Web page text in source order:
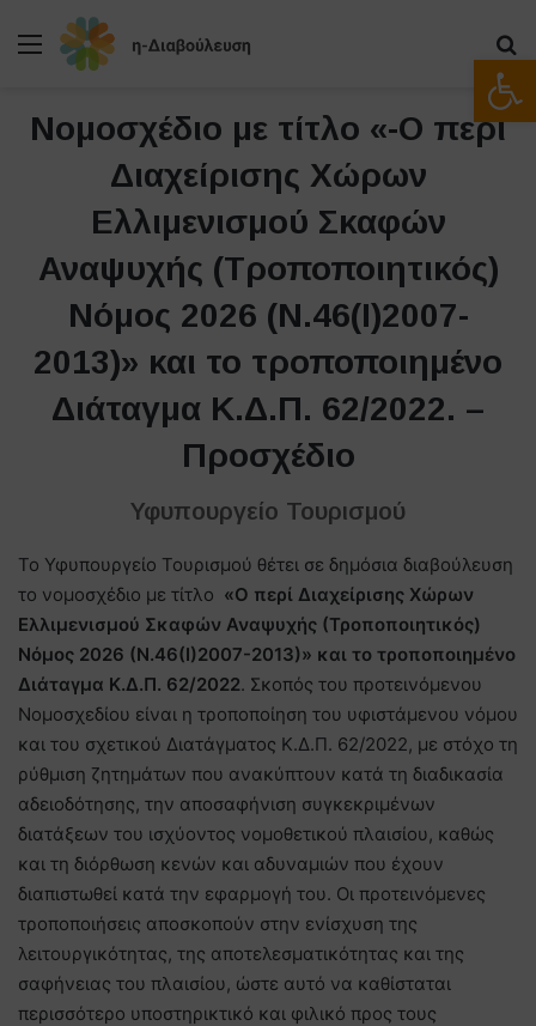
Μενού
Νομοσχέδιο με τίτλο «-O περί
Διαχείρισης Χώρων
Ελλιμενισμού Σκαφών
Αναψυχής (Τροποποιητικός)
Νόμος 2026 (Ν.46(Ι)2007-
2013)» και το τροποποιημένο
Διάταγμα Κ.Δ.Π. 62/2022. –
Προσχέδιο
Υφυπουργείο Τουρισμού
Το Υφυπουργείο Τουρισμού θέτει σε δημόσια διαβούλευση
το νομοσχέδιο με τίτλο «O περί Διαχείρισης Χώρων
Ελλιμενισμού Σκαφών Αναψυχής (Τροποποιητικός)
Νόμος 2026 (Ν.46(Ι)2007-2013)» και το τροποποιημένο
Διάταγμα Κ.Δ.Π. 62/2022. Σκοπός του προτεινόμενου
Νομοσχεδίου είναι η τροποποίηση του υφιστάμενου νόμου
και του σχετικού Διατάγματος Κ.Δ.Π. 62/2022, με στόχο τη
ρύθμιση ζητημάτων που ανακύπτουν κατά τη διαδικασία
αδειοδότησης, την αποσαφήνιση συγκεκριμένων
διατάξεων του ισχύοντος νομοθετικού πλαισίου, καθώς
και τη διόρθωση κενών και αδυναμιών που έχουν
διαπιστωθεί κατά την εφαρμογή του. Οι προτεινόμενες
τροποποιήσεις αποσκοπούν στην ενίσχυση της
λειτουργικότητας, της αποτελεσματικότητας και της
σαφήνειας του πλαισίου, ώστε αυτό να καθίσταται
περισσότερο υποστηρικτικό και φιλικό προς τους